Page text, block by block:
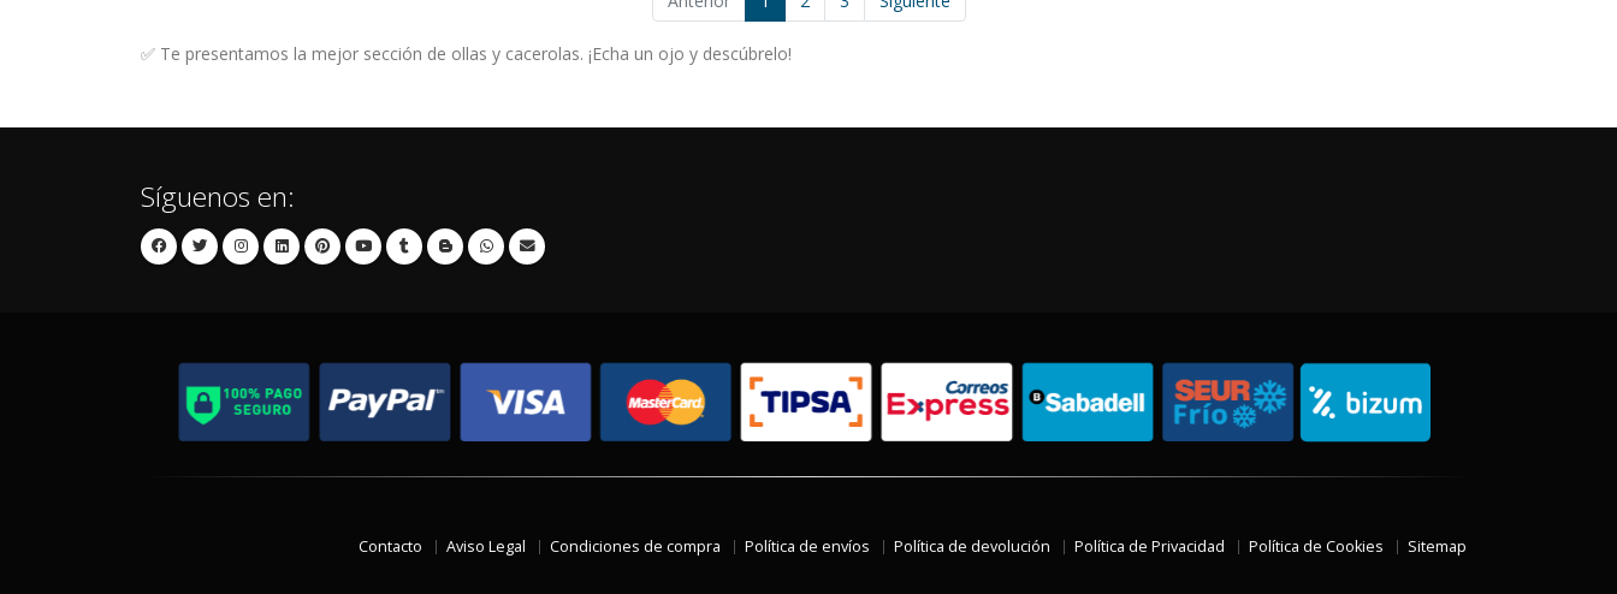
✅ Te presentamos la mejor sección de ollas y cacerolas. ¡Echa un ojo y descúbrelo!
Síguenos en:
Contacto Aviso Legal Condiciones de compra Política de envíos Política de devolución Política de Privacidad Política de Cookies Sitemap